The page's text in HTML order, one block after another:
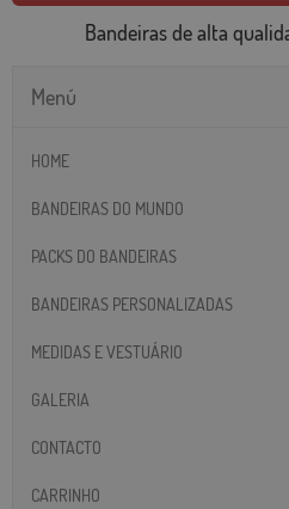
Bandeiras de alta
Menú
HOME
BANDEIRAS DO MUNDO
PACKS DO BANDEIRAS
BANDEIRAS PERSONALIZADAS
MEDIDAS E VESTUÁRIO
GALERIA
CONTACTO
CARRINHO